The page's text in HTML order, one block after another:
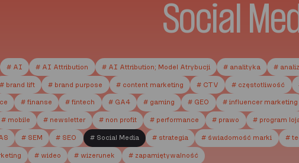
Social
# AI # AI Attribution # AI Attribution; Model Atrybucji # analityka #
# brand lift # brand purpose # content marketing # CTV # częstotliwość
# finanse # fintech # GA4 # gaming # GEO # influencer marketing
# mobile # newsletter # non profit # performance # prawo # program
# SEM # SEO # Social Media # strategia # świadomość marki #
# wideo # wizerunek # zapamiętywalność